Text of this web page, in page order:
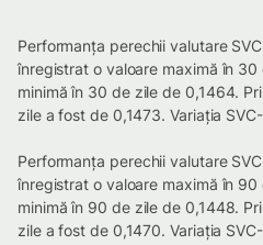
Performanța perechii valutare
înregistrat o valoare maximă în
minimă în 30 de zile de 0,1464.
zile a fost de 0,1473. Variația
Performanța perechii valutare
înregistrat o valoare maximă în
minimă în 90 de zile de 0,1448.
zile a fost de 0,1470. Variația